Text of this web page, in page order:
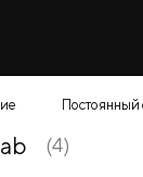
Постоянный
(4)